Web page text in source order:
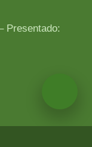
Presentado: